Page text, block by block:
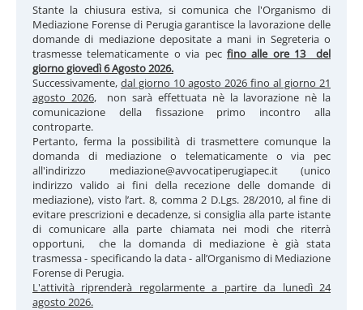
Stante la chiusura estiva, si comunica che l'Organismo di
Mediazione Forense di Perugia garantisce la lavorazione delle
domande di mediazione depositate a mani in Segreteria o
trasmesse telematicamente o via pec fino alle ore 13 del
giorno giovedì 6 Agosto 2026.
Successivamente, dal giorno 10 agosto 2026 fino al giorno 21
agosto 2026, non sarà effettuata nè la lavorazione nè la
comunicazione della fissazione primo incontro alla
controparte.
Pertanto, ferma la possibilità di trasmettere comunque la
domanda di mediazione o telematicamente o via pec
all'indirizzo mediazione@avvocatiperugiapec.it (unico
indirizzo valido ai fini della recezione delle domande di
mediazione), visto l’art. 8, comma 2 D.Lgs. 28/2010, al fine di
evitare prescrizioni e decadenze, si consiglia alla parte istante
di comunicare alla parte chiamata nei modi che riterrà
opportuni, che la domanda di mediazione è già stata
trasmessa - specificando la data - all’Organismo di Mediazione
Forense di Perugia.
L'attività riprenderà regolarmente a partire da lunedì 24
agosto 2026.